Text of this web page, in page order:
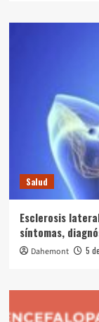
Salud
Esclerosis
síntomas,
Dahemont 5